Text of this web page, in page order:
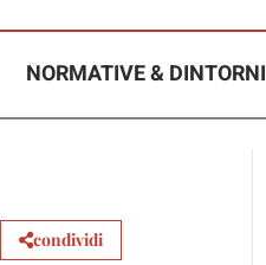
NORMATIVE & DINTORNI
condividi